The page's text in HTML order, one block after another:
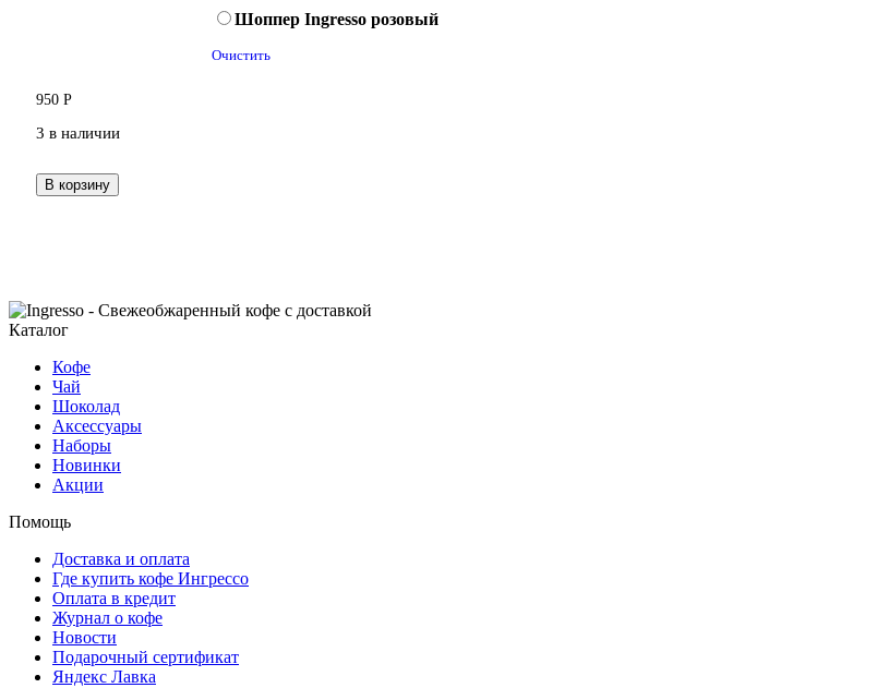
Шоппер Ingresso розовый
Очистить
950Р
3 в наличии
В корзину
Каталог
Кофе
Чай
Шоколад
Аксессуары
Наборы
Новинки
Акции
Помощь
Доставка и оплата
Где купить кофе Ингрессо
Оплата в кредит
Журнал о кофе
Новости
Подарочный сертификат
Яндекс Лавка